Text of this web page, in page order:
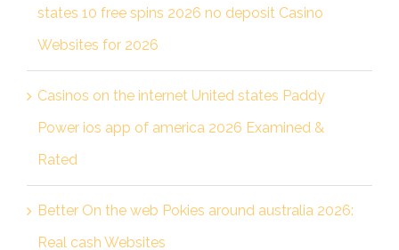
states 10 free spins 2026 no deposit Casino
Websites for 2026
Casinos on the internet United states Paddy
Power ios app of america 2026 Examined &
Rated
Better On the web Pokies around australia 2026:
Real cash Websites